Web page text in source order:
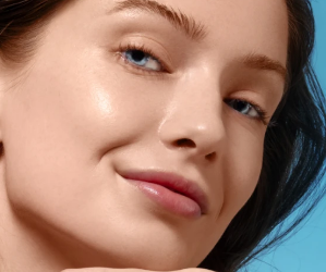
Profilo utente
I miei dispositivi
I miei ordini
I miei indirizzi
I miei abbonamenti
Tech Elixir
Set
Deutsch
Español
Português
Русский
简体中文 繁體中文